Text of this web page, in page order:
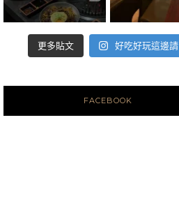
更多貼文 好吃好玩這邊請
FACEBOOK